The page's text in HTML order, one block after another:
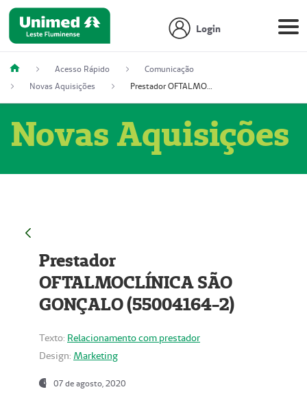
Login
Acesso Rápido
Comunicação
Novas Aquisições
Prestador OFTALMOCLÍNICA SÃO GONÇALO (55004164-2)
Novas Aquisições
Prestador
OFTALMOCLÍNICA SÃO
GONÇALO (55004164-2)
Texto: Relacionamento com prestador
Design: Marketing
07 de agosto, 2020